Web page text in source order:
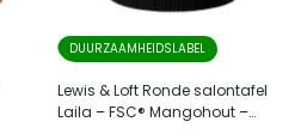
DUURZAAMHEIDSLABEL
Lewis & Loft Ronde salontafel
Laila – FSC® Mangohout –